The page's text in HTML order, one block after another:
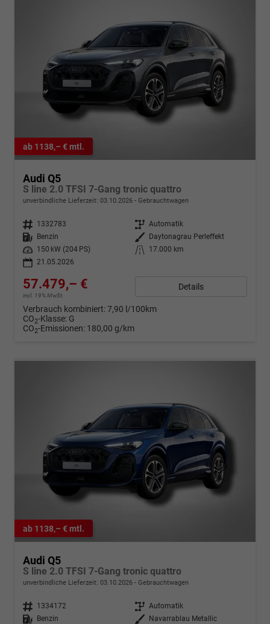
ab 1138,– € mtl.
Audi Q5
S line 2.0 TFSI 7-Gang tronic quattro
unverbindliche Lieferzeit: 03.10.2026 Gebrauchtwagen
Fahrzeugnr. 1332783 Getriebe Automatik
Kraftstoff
Benzin Außenfarbe
Daytonagrau Perleffekt
Leistung
150 kW (204 PS) Kilometerstand
17.000 km
21.05.2026
57.479,– €
incl. 19% MwSt.
Details
Verbrauch kombiniert:7,90 l/100km
CO2-Klasse: G
CO2-Emissionen: 180,00 g/km
ab 1138,– € mtl.
Audi Q5
S line 2.0 TFSI 7-Gang tronic quattro
unverbindliche Lieferzeit: 03.10.2026 Gebrauchtwagen
Fahrzeugnr. 1334172 Getriebe Automatik
Kraftstoff
Benzin Außenfarbe
Navarrablau Metallic